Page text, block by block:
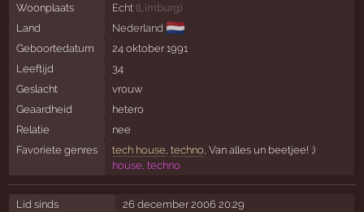
Woonplaats
Echt (Limburg)
Land
Nederland 🇳🇱
Geboortedatum
24 oktober 1991
Leeftijd
34
Geslacht
vrouw
Geaardheid
hetero
Relatie
nee
Favoriete genres
tech house techno, Van alles un beetjee! ;)
house, techno
Lid sinds
26 december 2006 20:29